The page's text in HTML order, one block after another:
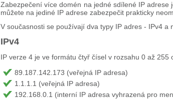
Zabezpečení více domén na jedné sdílené IP
můžete na jediné IP adrese zabezpečit prakticky
V současnosti se používají dva typy IP adres - IPv4 a
IPv4
IP verze 4 je ve formátu čtyř čísel v rozsahu 0 až 255
89.187.142.173 (veřejná IP adresa)
1.1.1.1 (veřejná IP adresa)
192.168.0.1 (interní IP adresa vyhrazená pro